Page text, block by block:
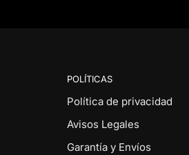
POLÍTICAS
Política de privacidad
Avisos Legales
Garantía y Envíos